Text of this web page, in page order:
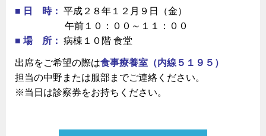
■ 日 時： 平成２８年１２月９日（金）
午前１０：００～１１：００
■ 場 所： 病棟１０階 食堂
出席をご希望の際は食事療養室（内線５１９５）
担当の中野または服部までご連絡ください。
※当日は診察券をお持ちください。